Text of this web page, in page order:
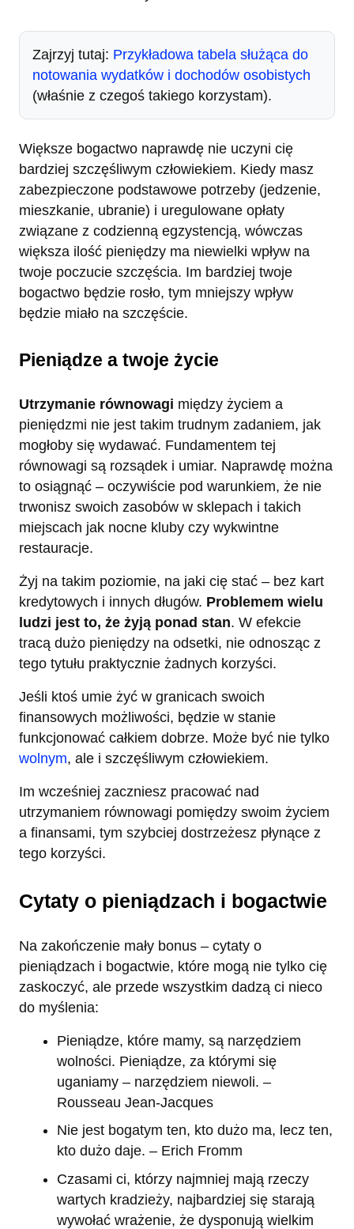
Zajrzyj tutaj: Przykładowa tabela służąca do
notowania wydatków i dochodów osobistych
(właśnie z czegoś takiego korzystam).
Większe bogactwo naprawdę nie uczyni cię
bardziej szczęśliwym człowiekiem. Kiedy masz
zabezpieczone podstawowe potrzeby (jedzenie,
mieszkanie, ubranie) i uregulowane opłaty
związane z codzienną egzystencją, wówczas
większa ilość pieniędzy ma niewielki wpływ na
twoje poczucie szczęścia. Im bardziej twoje
bogactwo będzie rosło, tym mniejszy wpływ
będzie miało na szczęście.
Pieniądze a twoje życie
Utrzymanie równowagi między życiem a
pieniędzmi nie jest takim trudnym zadaniem, jak
mogłoby się wydawać. Fundamentem tej
równowagi są rozsądek i umiar. Naprawdę można
to osiągnąć – oczywiście pod warunkiem, że nie
trwonisz swoich zasobów w sklepach i takich
miejscach jak nocne kluby czy wykwintne
restauracje.
Żyj na takim poziomie, na jaki cię stać – bez kart
kredytowych i innych długów. Problemem wielu
ludzi jest to, że żyją ponad stan. W efekcie
tracą dużo pieniędzy na odsetki, nie odnosząc z
tego tytułu praktycznie żadnych korzyści.
Jeśli ktoś umie żyć w granicach swoich
finansowych możliwości, będzie w stanie
funkcjonować całkiem dobrze. Może być nie tylko
wolnym, ale i szczęśliwym człowiekiem.
Im wcześniej zaczniesz pracować nad
utrzymaniem równowagi pomiędzy swoim życiem
a finansami, tym szybciej dostrzeżesz płynące z
tego korzyści.
Cytaty o pieniądzach i bogactwie
Na zakończenie mały bonus – cytaty o
pieniądzach i bogactwie, które mogą nie tylko cię
zaskoczyć, ale przede wszystkim dadzą ci nieco
do myślenia:
Pieniądze, które mamy, są narzędziem
wolności. Pieniądze, za którymi się
uganiamy – narzędziem niewoli. –
Rousseau Jean-Jacques
Nie jest bogatym ten, kto dużo ma, lecz ten,
kto dużo daje. – Erich Fromm
Czasami ci, którzy najmniej mają rzeczy
wartych kradzieży, najbardziej się starają
wywołać wrażenie, że dysponują wielkim